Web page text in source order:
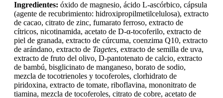
Ingredientes: óxido de magnesio, ácido L-ascórbico, cápsula
(agente de recubrimiento: hidroxipropilmetilcelulosa), extracto
de cacao, citrato de zinc, fumarato ferroso, extracto de
cítricos, nicotinamida, acetato de D-α-tocoferilo, extracto de
piel de granada, extracto de cúrcuma, coenzima Q10, extracto
de arándano, extracto de Tagetes, extracto de semilla de uva,
extracto de fruto del olivo, D-pantotenato de calcio, extracto
de bambú, bisglicinato de manganeso, borato de sodio,
mezcla de tocotrienoles y tocoferoles, clorhidrato de
piridoxina, extracto de tomate, riboflavina, mononitrato de
tiamina, mezcla de tocoferoles, citrato de cobre, acetato de